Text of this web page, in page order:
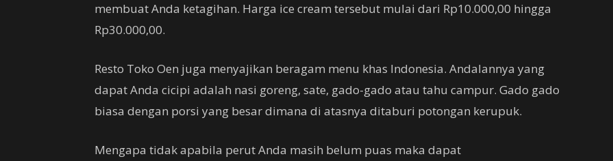
membuat Anda ketagihan. Harga ice cream tersebut mulai dari Rp10.000,00 hingga
Rp30.000,00.
Resto Toko Oen juga menyajikan beragam menu khas Indonesia. Andalannya yang
dapat Anda cicipi adalah nasi goreng, sate, gado-gado atau tahu campur. Gado gado
biasa dengan porsi yang besar dimana di atasnya ditaburi potongan kerupuk.
Mengapa tidak apabila perut Anda masih belum puas maka dapat